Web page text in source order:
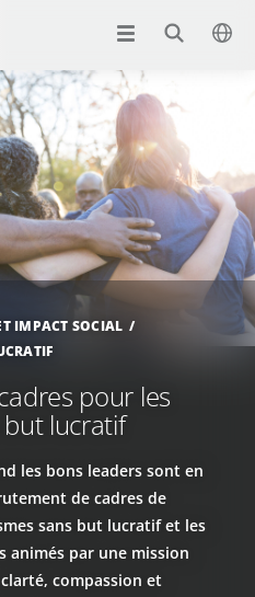
IMPACT SOCIAL
pour les
lucratif
les bons leaders sont en
de cadres de
sans but lucratif et les
animés par une mission
compassion et